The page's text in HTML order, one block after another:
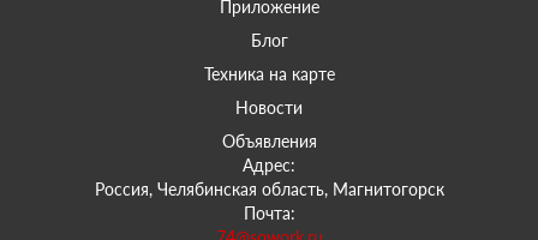
Приложение
Блог
Техника на карте
Новости
Объявления
Адрес:
Россия, Челябинская область, Магнитогорск
Почта: